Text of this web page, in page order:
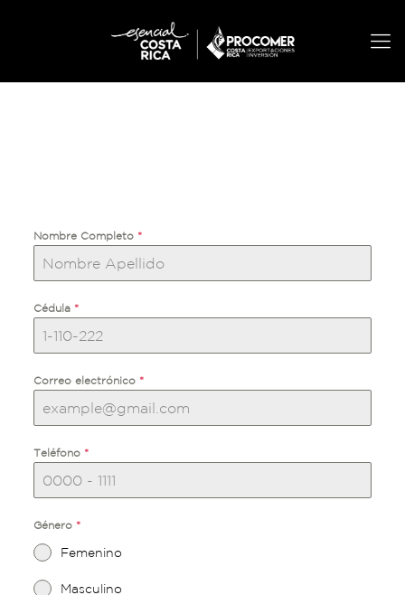
Nombre Completo *
Cédula *
Correo electrónico *
Teléfono *
Género *
Femenino
Masculino